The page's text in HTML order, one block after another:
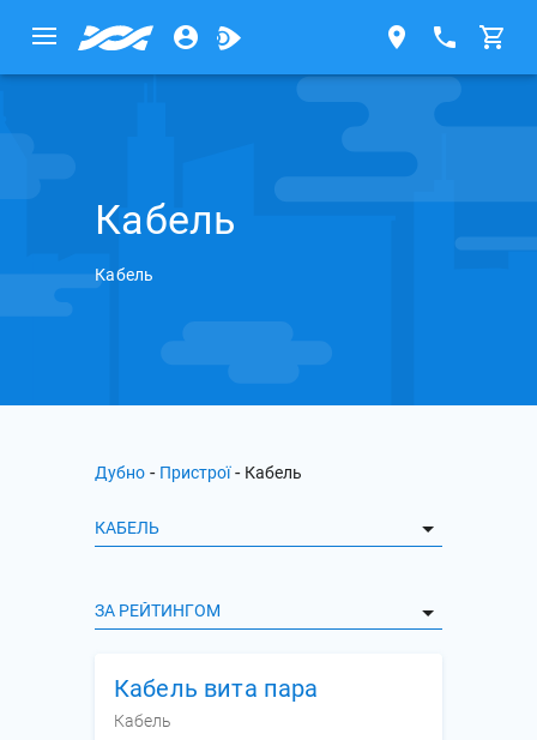
Кабель
Кабель
Дубно - Пристрої - Кабель
КАБЕЛЬ
ЗА РЕЙТИНГОМ
Кабель вита пара
Кабель